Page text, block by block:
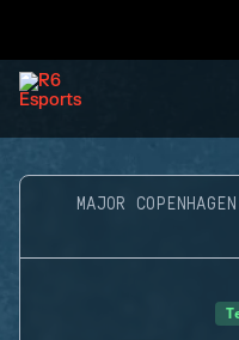
MAJOR COPENHAGEN